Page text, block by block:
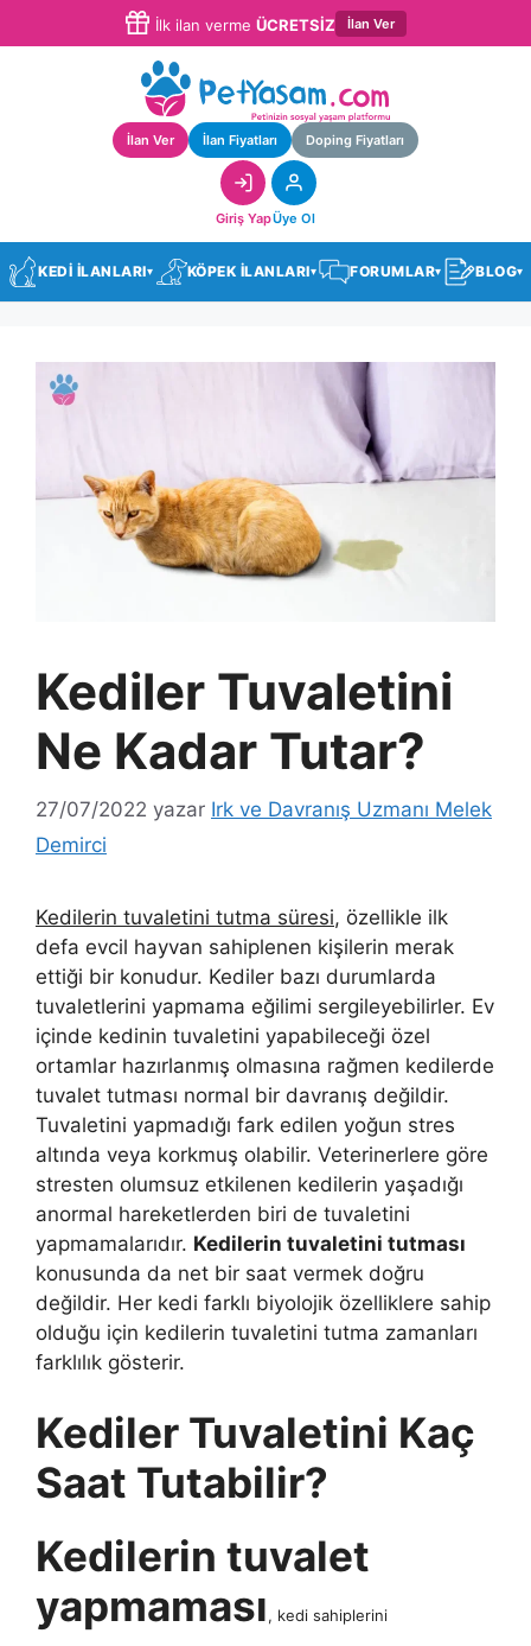
İlk ilan verme ÜCRETSİZ İlan Ver
İlan Ver İlan Fiyatları Doping Fiyatları
Giriş YapÜye Ol
KEDİ İLANLARI▾ KÖPEK İLANLARI▾ FORUMLAR▾ BLOG▾
Kediler Tuvaletini
Ne Kadar Tutar?
27/07/2022 yazar Irk ve Davranış Uzmanı Melek
Demirci
Kedilerin tuvaletini tutma süresi, özellikle ilk
defa evcil hayvan sahiplenen kişilerin merak
ettiği bir konudur. Kediler bazı durumlarda
tuvaletlerini yapmama eğilimi sergileyebilirler. Ev
içinde kedinin tuvaletini yapabileceği özel
ortamlar hazırlanmış olmasına rağmen kedilerde
tuvalet tutması normal bir davranış değildir.
Tuvaletini yapmadığı fark edilen yoğun stres
altında veya korkmuş olabilir. Veterinerlere göre
stresten olumsuz etkilenen kedilerin yaşadığı
anormal hareketlerden biri de tuvaletini
yapmamalarıdır. Kedilerin tuvaletini tutması
konusunda da net bir saat vermek doğru
değildir. Her kedi farklı biyolojik özelliklere sahip
olduğu için kedilerin tuvaletini tutma zamanları
farklılık gösterir.
Kediler Tuvaletini Kaç
Saat Tutabilir?
Kedilerin tuvalet
yapmaması, kedi sahiplerini